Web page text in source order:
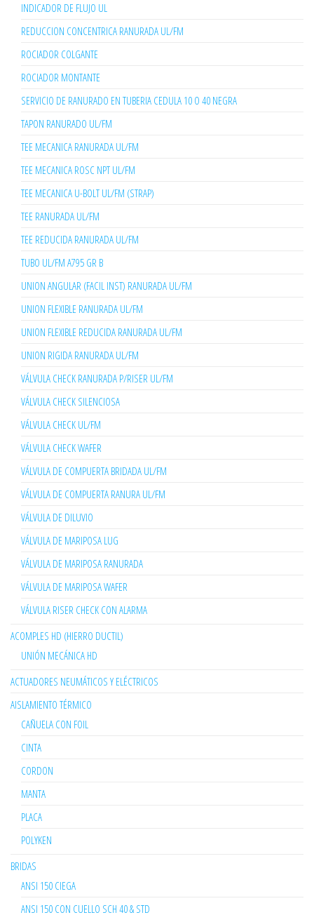
INDICADOR DE FLUJO UL
REDUCCION CONCENTRICA RANURADA UL/FM
ROCIADOR COLGANTE
ROCIADOR MONTANTE
SERVICIO DE RANURADO EN TUBERIA CEDULA 10 O 40 NEGRA
TAPON RANURADO UL/FM
TEE MECANICA RANURADA UL/FM
TEE MECANICA ROSC NPT UL/FM
TEE MECANICA U-BOLT UL/FM (STRAP)
TEE RANURADA UL/FM
TEE REDUCIDA RANURADA UL/FM
TUBO UL/FM A795 GR B
UNION ANGULAR (FACIL INST) RANURADA UL/FM
UNION FLEXIBLE RANURADA UL/FM
UNION FLEXIBLE REDUCIDA RANURADA UL/FM
UNION RIGIDA RANURADA UL/FM
VÁLVULA CHECK RANURADA P/RISER UL/FM
VÁLVULA CHECK SILENCIOSA
VÁLVULA CHECK UL/FM
VÁLVULA CHECK WAFER
VÁLVULA DE COMPUERTA BRIDADA UL/FM
VÁLVULA DE COMPUERTA RANURA UL/FM
VÁLVULA DE DILUVIO
VÁLVULA DE MARIPOSA LUG
VÁLVULA DE MARIPOSA RANURADA
VÁLVULA DE MARIPOSA WAFER
VÁLVULA RISER CHECK CON ALARMA
ACOMPLES HD (HIERRO DUCTIL)
UNIÓN MECÁNICA HD
ACTUADORES NEUMÁTICOS Y ELÉCTRICOS
AISLAMIENTO TÉRMICO
CAÑUELA CON FOIL
CINTA
CORDON
MANTA
PLACA
POLYKEN
BRIDAS
ANSI 150 CIEGA
ANSI 150 CON CUELLO SCH 40 & STD